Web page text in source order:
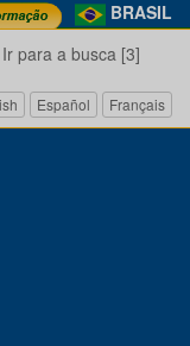
BRASIL
Ir para a busca [3]
Español Français